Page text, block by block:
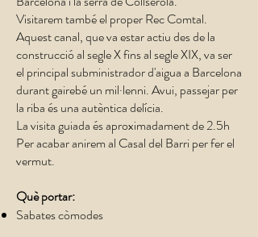
Visitarem també el proper Rec Comtal.
Aquest canal, que va estar actiu des de la
construcció al segle X fins al segle XIX, va ser
el principal subministrador d'aigua a Barcelona
durant gairebé un mil·lenni. Avui, passejar per
la riba és una autèntica delícia.
La visita guiada és aproximadament de 2.5h
Per acabar anirem al Casal del Barri per fer el
vermut.
Què portar:
Sabates còmodes